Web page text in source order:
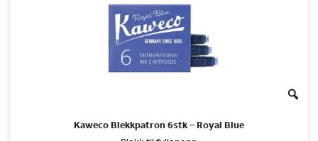
Kaweco Blekkpatron 6stk – Royal Blue